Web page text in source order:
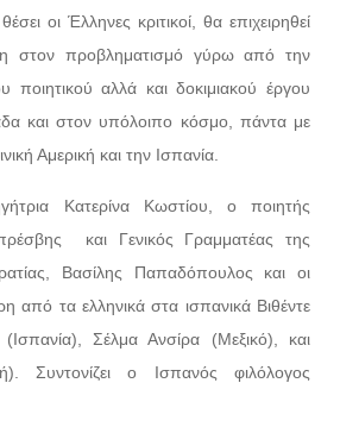
οι Έλληνες κριτικοί, θα επιχειρηθεί
στον προβληματισμό γύρω από την
ποιητικού αλλά και δοκιμιακού έργου
και στον υπόλοιπο κόσμο, πάντα με
Αμερική και την Ισπανία.
Κατερίνα Κωστίου, ο ποιητής
και Γενικός Γραμματέας της
Βασίλης Παπαδόπουλος και οι
από τα ελληνικά στα ισπανικά Βιθέντε
Σέλμα Ανσίρα (Μεξικό), και
Συντονίζει ο Ισπανός φιλόλογος